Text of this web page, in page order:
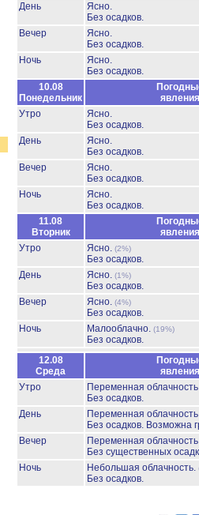
День
Ясно.
Без осадков.
Вечер
Ясно.
Без осадков.
Ночь
Ясно.
Без осадков.
10.08
Понедельник
явления
Утро
Ясно.
Без осадков.
День
Ясно.
Без осадков.
Вечер
Ясно.
Без осадков.
Ночь
Ясно.
Без осадков.
11.08
Вторник
явления
Утро
Ясно. (2%)
Без осадков.
День
Ясно. (1%)
Без осадков.
Вечер
Ясно. (4%)
Без осадков.
Ночь
Малооблачно. (19%)
Без осадков.
12.08
Среда
явления
Утро
Переменная
Без осадков.
День
Переменная
Без осадков. Возможна
Вечер
Переменная
Без существенных
Ночь
Небольшая облачность.
Без осадков.